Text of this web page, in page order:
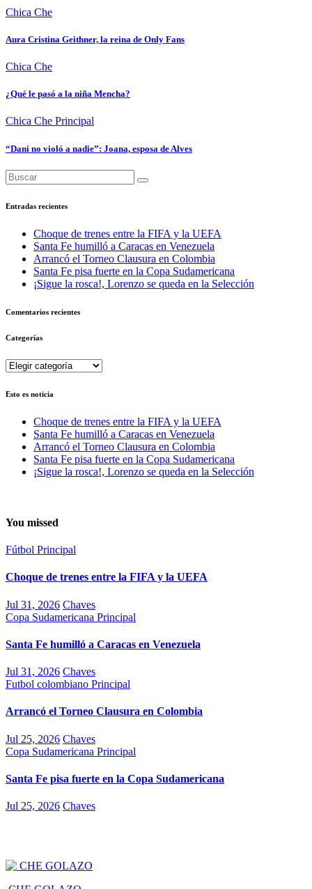
Chica Che
Aura Cristina Geithner, la reina de Only Fans
Chica Che
¿Qué le pasó a la niña Mencha?
Chica Che Principal
“Dani no violó a nadie”: Joana, esposa de Alves
Entradas recientes
Choque de trenes entre la FIFA y la UEFA
Santa Fe humilló a Caracas en Venezuela
Arrancó el Torneo Clausura en Colombia
Santa Fe pisa fuerte en la Copa Sudamericana
¡Sigue la rosca!, Lorenzo se queda en la Selección
Comentarios recientes
Categorías
Categorías
Esto es noticia
Choque de trenes entre la FIFA y la UEFA
Santa Fe humilló a Caracas en Venezuela
Arrancó el Torneo Clausura en Colombia
Santa Fe pisa fuerte en la Copa Sudamericana
¡Sigue la rosca!, Lorenzo se queda en la Selección
You missed
Fútbol Principal
Choque de trenes entre la FIFA y la UEFA
Jul 31, 2026 Chaves
Copa Sudamericana Principal
Santa Fe humilló a Caracas en Venezuela
Jul 31, 2026 Chaves
Futbol colombiano Principal
Arrancó el Torneo Clausura en Colombia
Jul 25, 2026 Chaves
Copa Sudamericana Principal
Santa Fe pisa fuerte en la Copa Sudamericana
Jul 25, 2026 Chaves